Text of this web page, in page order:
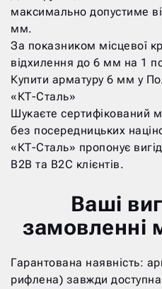
максимально допустиме
мм.
За показником місцевої
відхилення до 6 мм на 1
Купити арматуру 6 мм у
«КТ-Сталь»
Шукаєте сертифікований
без посередницьких
«КТ-Сталь» пропонує
B2B та B2C клієнтів.
Ваші
замовленні
Гарантована наявність:
рифлена) завжди